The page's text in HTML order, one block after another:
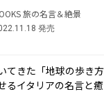
旅の名言＆絶景
発売
てきた「地球の歩き
るイタリアの名言と